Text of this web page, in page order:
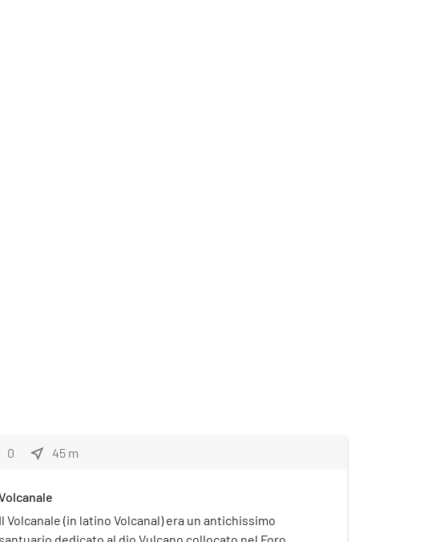
0 near_me 45 m
Il Volcanale (in latino Volcanal) era un antichissimo